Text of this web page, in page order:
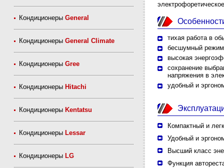
КондиционерыGeneral
КондиционерыGeneral Climate
КондиционерыGree
Кондиционеры Hitachi
Кондиционеры Kentatsu
Кондиционеры Lessar
Кондиционеры LG
тихая работа в
бесшумный
высокая
сохранение
напряжения в
удобный и
Компактный и
Удобный и
Высший класс
Функция